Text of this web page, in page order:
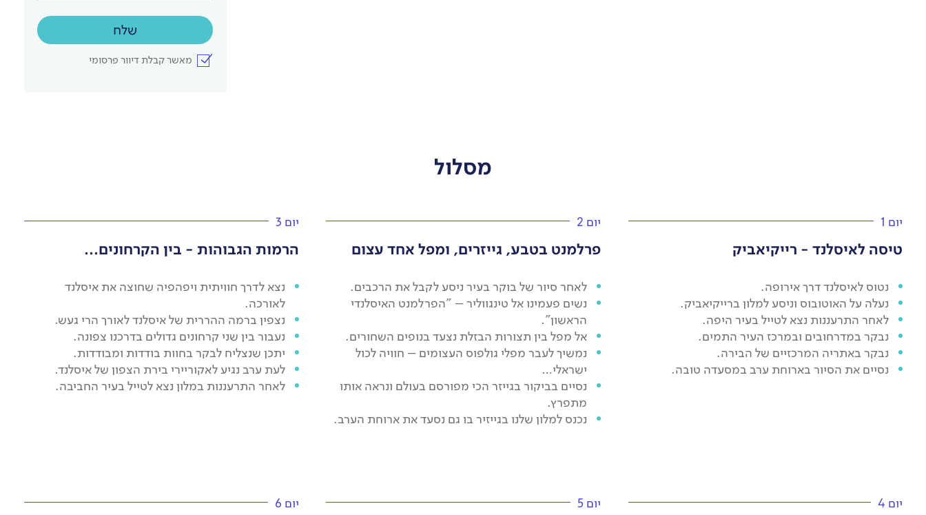
מאשר קבלת דיוור פרסומי
שלח
מסלול
יום 1
טיסה לאיסלנד - רייקיאביק
נטוס לאיסלנד דרך אירופה.
נעלה על האוטובוס וניסע למלון ברייקיאביק.
לאחר התרעננות נצא לטייל בעיר היפה.
נבקר במדרחובים ובמרכז העיר התמים.
נבקר באתריה המרכזיים של הבירה.
נסיים את הסיור בארוחת ערב במסעדה טובה.
יום 2
פרלמנט בטבע, גייזרים, ומפל אחד עצום
לאחר סיור של בוקר בעיר ניסע לקבל את הרכבים.
נשים פעמינו אל טינגווליר – "הפרלמנט האיסלנדי
הראשון".
אל מפל בין תצורות הבזלת נצעד בנופים השחורים.
נמשיך לעבר מפלי גולפוס העצומים – חוויה לכול
ישראלי…
נסיים בביקור בגייזר הכי מפורסם בעולם ונראה אותו
מתפרץ.
נכנס למלון שלנו בגייזיר בו גם נסעד את ארוחת הערב.
יום 3
הרמות הגבוהות - בין הקרחונים...
נצא לדרך חוויתית ויפהפיה שחוצה את איסלנד
לאורכה.
נצפין ברמה ההררית של איסלנד לאורך הרי געש.
נעבור בין שני קרחונים גדולים בדרכנו צפונה.
יתכן שנצליח לבקר בחוות בודדות ומבודדות.
לעת ערב נגיע לאקוריירי בירת הצפון של איסלנד.
לאחר התרעננות במלון נצא לטייל בעיר החביבה.
יום 4 יום 5 יום 6